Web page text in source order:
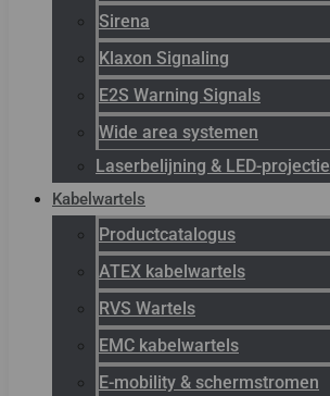
Sirena
Klaxon Signaling
E2S Warning Signals
Wide area systemen
Laserbelijning & LED-projectie
Kabelwartels
Productcatalogus
ATEX kabelwartels
RVS Wartels
EMC kabelwartels
E-mobility & schermstromen